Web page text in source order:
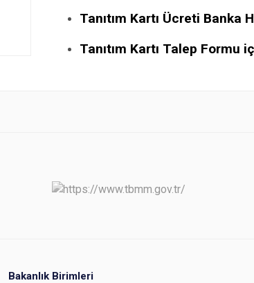
Tanıtım Kartı Ücreti Banka
Tanıtım Kartı Talep Formu
Bakanlık Birimleri